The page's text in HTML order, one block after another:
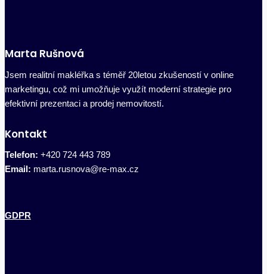
Marta Rušnová
Jsem realitní makléřka s téměř 20letou zkušeností v online
marketingu, což mi umožňuje využít moderní strategie pro
efektivní prezentaci a prodej nemovitostí.
Kontakt
Telefon: +420 724 443 789
Email: marta.rusnova@re-max.cz
GDPR